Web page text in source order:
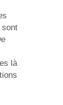
sont
là